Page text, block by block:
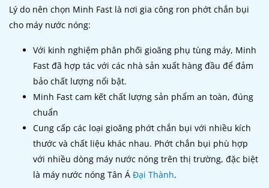
Lý do nên chọn Minh Fast là nơi gia công ron phớt chắn bụi
cho máy nước nóng:
Với kinh nghiệm phân phối gioăng phụ tùng máy, Minh
Fast đã hợp tác với các nhà sản xuất hàng đầu để đảm
bảo chất lượng nổi bật.
Minh Fast cam kết chất lượng sản phẩm an toàn, đúng
chuẩn
Cung cấp các loại gioăng phớt chắn bụi với nhiều kích
thước và chất liệu khác nhau. Phớt chắn bụi phù hợp
với nhiều dòng máy nước nóng trên thị trường, đặc biệt
là máy nước nóng Tân Á Đại Thành.